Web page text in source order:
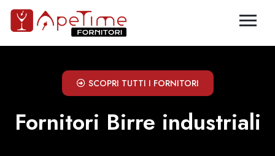
SCOPRI TUTTI I FORNITORI
Fornitori Birre industriali